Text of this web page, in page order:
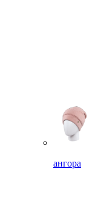
ангора